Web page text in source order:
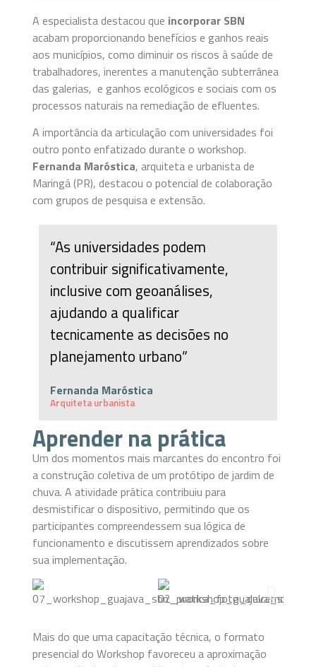
A especialista destacou que incorporar SBN
acabam proporcionando benefícios e ganhos reais
aos municípios, como diminuir os riscos à saúde de
trabalhadores, inerentes a manutenção subterrânea
das galerias, e ganhos ecológicos e sociais com os
processos naturais na remediação de efluentes.
A importância da articulação com universidades foi
outro ponto enfatizado durante o workshop.
Fernanda Maróstica, arquiteta e urbanista de
Maringá (PR), destacou o potencial de colaboração
com grupos de pesquisa e extensão.
“As universidades podem
contribuir significativamente,
inclusive com geoanálises,
ajudando a qualificar
tecnicamente as decisões no
planejamento urbano”
Fernanda Maróstica
Arquiteta urbanista
Aprender na prática
Um dos momentos mais marcantes do encontro foi
a construção coletiva de um protótipo de jardim de
chuva. A atividade prática contribuiu para
desmistificar o dispositivo, permitindo que os
participantes compreendessem sua lógica de
funcionamento e discutissem aprendizados sobre
sua implementação.
Mais do que uma capacitação técnica, o formato
presencial do Workshop favoreceu a aproximação